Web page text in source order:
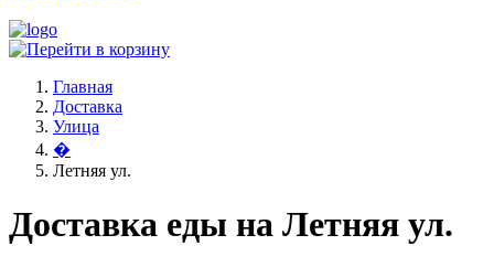
Главная
Доставка
Улица
�
Летняя ул.
Доставка еды на Летняя ул.